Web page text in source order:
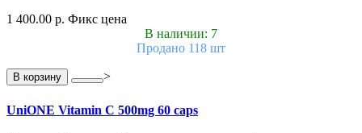
1 400.00 р. Фикс цена
В наличии: 7
Продано 118 шт
В корзину >
UniONE Vitamin С 500mg 60 caps